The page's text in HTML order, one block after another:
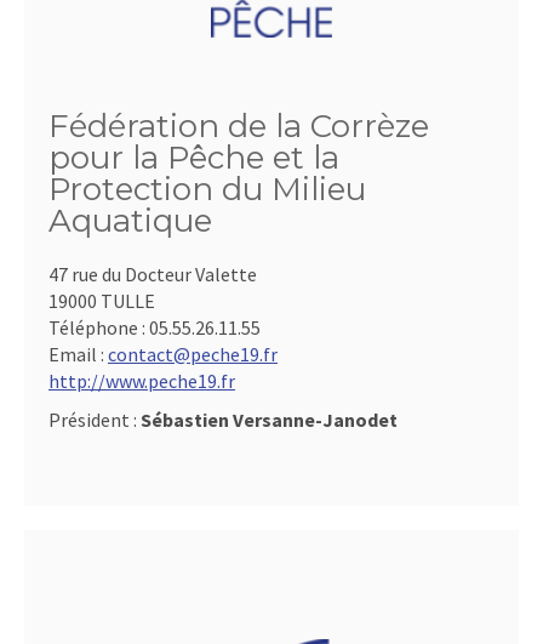
Fédération de la Corrèze
pour la Pêche et la
Protection du Milieu
Aquatique
47 rue du Docteur Valette
19000 TULLE
Téléphone : 05.55.26.11.55
Email : contact@peche19.fr
http://www.peche19.fr
Président : Sébastien Versanne-Janodet